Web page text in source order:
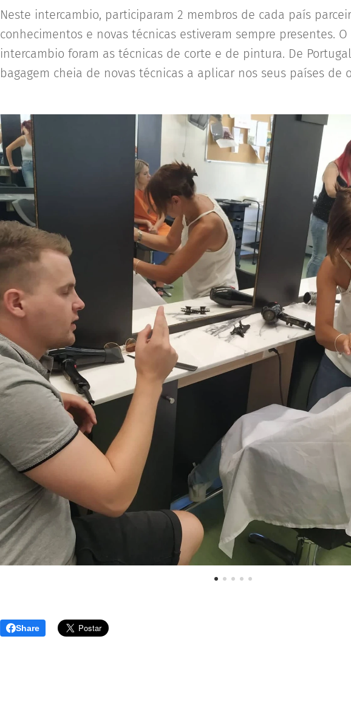
Neste intercambio, participaram 2 membros de cada país
conhecimentos e novas técnicas estiveram sempre presentes.
intercambio foram as técnicas de corte e de pintura. De
bagagem cheia de novas técnicas a aplicar nos seus países de
Share